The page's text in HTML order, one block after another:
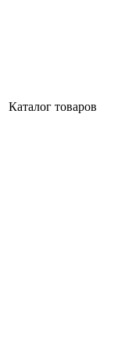
Каталог товаров